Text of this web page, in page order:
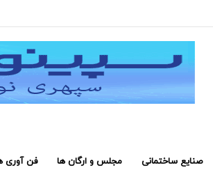
صنایع ساختمانی مجلس و ارگان ها فن آوری